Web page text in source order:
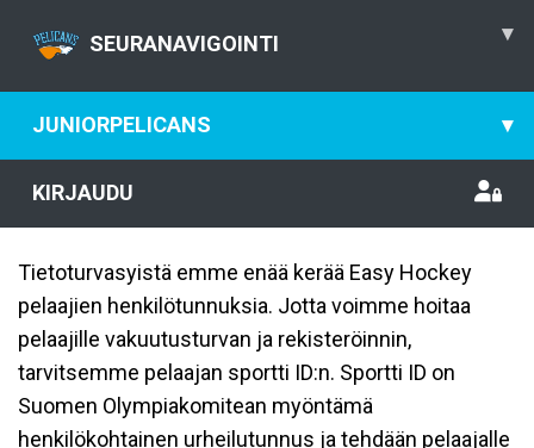
SEURANAVIGOINTI ▾
JUNIORPELICANS ▾
KIRJAUDU
Tietoturvasyistä emme enää kerää Easy Hockey
pelaajien henkilötunnuksia. Jotta voimme hoitaa
pelaajille vakuutusturvan ja rekisteröinnin,
tarvitsemme pelaajan sportti ID:n. Sportti ID on
Suomen Olympiakomitean myöntämä
henkilökohtainen urheilutunnus ja tehdään pelaajalle